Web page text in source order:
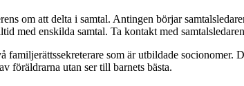
om att delta i samtal. Antingen börjar
med enskilda samtal. Ta kontakt med
familjerättssekreterare som är utbildade
föräldrarna utan ser till barnets bästa.